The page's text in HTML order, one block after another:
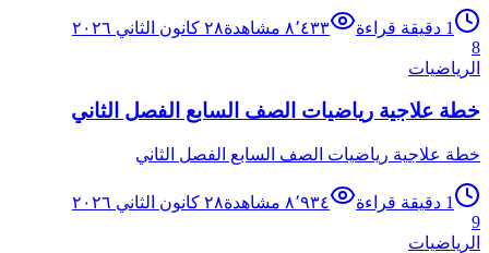
1 دقيقة قراءة ٨٬٤٣٣ مشاهدة٢٨ كانون الثاني ٢٠٢٦
8
الرياضيات
خطة علاجية رياضيات الصف السابع الفصل الثاني
خطة علاجية رياضيات الصف السابع الفصل الثاني
1 دقيقة قراءة ٨٬٩٣٤ مشاهدة٢٨ كانون الثاني ٢٠٢٦
9
الرياضيات